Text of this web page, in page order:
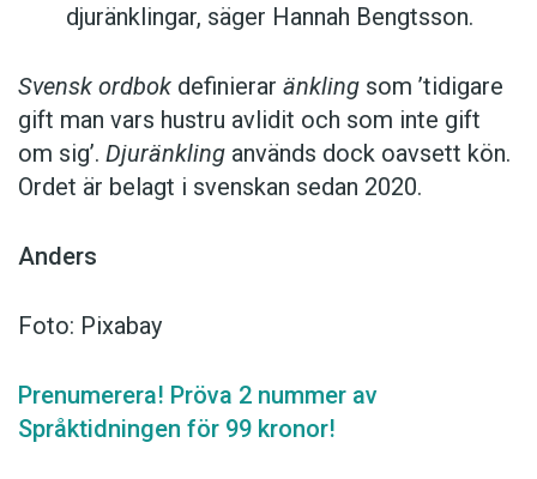
djuränklingar, säger Hannah Bengtsson.
Svensk ordbok definierar änkling som ’tidigare
gift man vars hustru av­lidit och som inte gift
om sig’. Djuränkling används dock oavsett kön.
Ordet är belagt i svenskan sedan 2020.
Anders
Foto: Pixabay
Prenumerera! Pröva 2 nummer av
Språktidningen för 99 kronor!